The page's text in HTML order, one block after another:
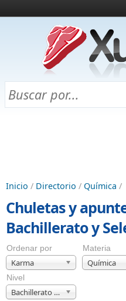
¿Qué es esto?
Directorio
Chuletas para exámenes
Inicio / Directorio / Química /
Chuletas y
Bachillerato y
Ordenar por
Karma
Materia
Química
Nivel
Bachillerato y Selectividad